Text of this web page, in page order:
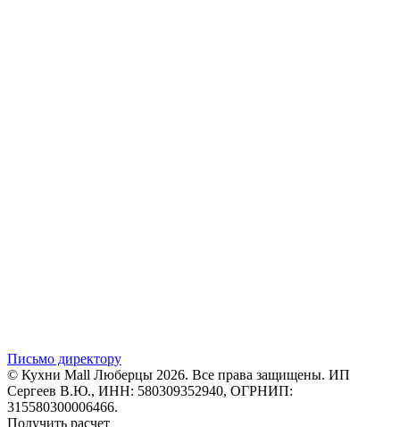
Письмо директору
© Кухни Mall Люберцы 2026. Все права защищены. ИП
Сергеев В.Ю., ИНН: 580309352940, ОГРНИП:
315580300006466.
Получить расчет